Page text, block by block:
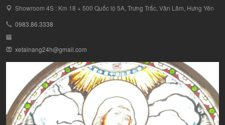
Showroom 4S : Km 18 + 500 Quốc lộ 5A, Trưng Trắc, Văn Lâm, Hưng Yên
0983.86.3338
xetainang24h@gmail.com